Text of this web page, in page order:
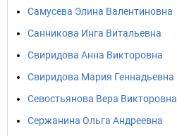
Самусева Элина Валентиновна
Санникова Инга Витальевна
Свиридова Анна Викторовна
Свиридова Мария Геннадьевна
Севостьянова Вера Викторовна
Сержанина Ольга Андреевна